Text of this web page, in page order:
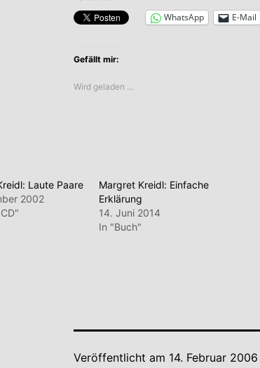
WhatsApp E-Mail
Gefällt mir:
Wird geladen …
Laute Paare
2002
Margret Kreidl: Einfache
Erklärung
14. Juni 2014
In "Buch"
Veröffentlicht am 14. Februar 2006